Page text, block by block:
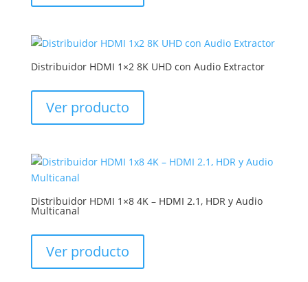
Distribuidor HDMI 1×2 8K UHD con Audio Extractor
Ver producto
Distribuidor HDMI 1×8 4K – HDMI 2.1, HDR y Audio
Multicanal
Ver producto